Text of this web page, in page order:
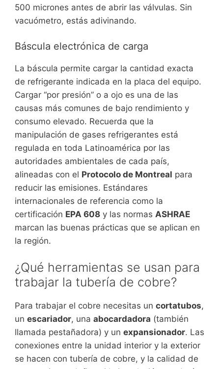
500 micrones antes de abrir las válvulas. Sin
vacuómetro, estás adivinando.
Báscula electrónica de carga
La báscula permite cargar la cantidad exacta
de refrigerante indicada en la placa del equipo.
Cargar “por presión” o a ojo es una de las
causas más comunes de bajo rendimiento y
consumo elevado. Recuerda que la
manipulación de gases refrigerantes está
regulada en toda Latinoamérica por las
autoridades ambientales de cada país,
alineadas con el Protocolo de Montreal para
reducir las emisiones. Estándares
internacionales de referencia como la
certificación EPA 608 y las normas ASHRAE
marcan las buenas prácticas que se aplican en
la región.
¿Qué herramientas se usan para
trabajar la tubería de cobre?
Para trabajar el cobre necesitas un cortatubos,
un escariador, una abocardadora (también
llamada pestañadora) y un expansionador. Las
conexiones entre la unidad interior y la exterior
se hacen con tubería de cobre, y la calidad de